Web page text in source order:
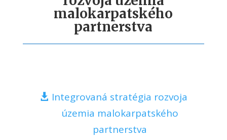
malokarpatského
partnerstva
Integrovaná stratégia rozvoja
územia malokarpatského
partnerstva